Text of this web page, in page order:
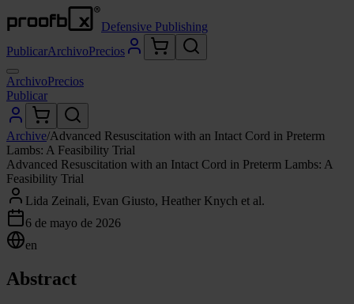
Defensive Publishing
PublicarArchivoPrecios
ArchivoPrecios
Publicar
Archive/Advanced Resuscitation with an Intact Cord in Preterm
Lambs: A Feasibility Trial
Advanced Resuscitation with an Intact Cord in Preterm Lambs: A
Feasibility Trial
Lida Zeinali, Evan Giusto, Heather Knych et al.
6 de mayo de 2026
en
Abstract